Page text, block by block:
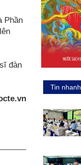
Phần
đàn
Tin nhanh